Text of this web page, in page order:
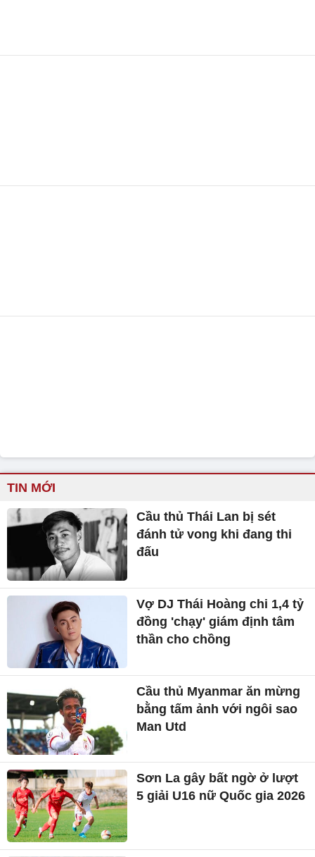
TIN MỚI
Cầu thủ Thái Lan bị sét
đánh tử vong khi đang thi
đấu
Vợ DJ Thái Hoàng chi 1,4 tỷ
đồng 'chạy' giám định tâm
thần cho chồng
Cầu thủ Myanmar ăn mừng
bằng tấm ảnh với ngôi sao
Man Utd
Sơn La gây bất ngờ ở lượt
5 giải U16 nữ Quốc gia 2026